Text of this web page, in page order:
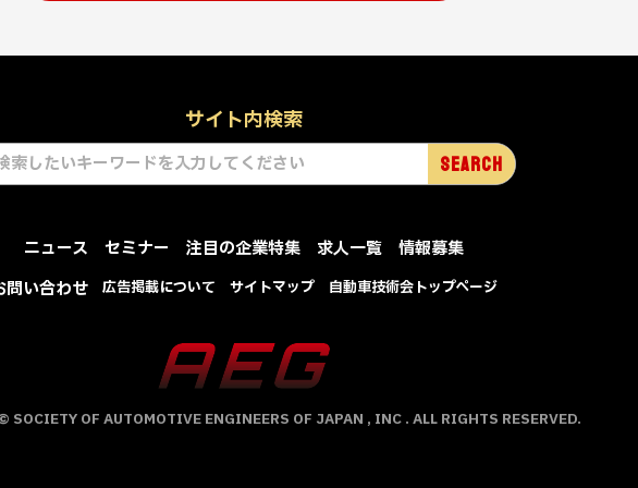
サイト内検索
ニュース セミナー 注目の企業特集 求人一覧
情報募集
問い合わせ
広告掲載について サイトマップ 自動車技術会トップページ
SOCIETY OF AUTOMOTIVE ENGINEERS OF JAPAN , INC . ALL RIGHTS RESERVED.